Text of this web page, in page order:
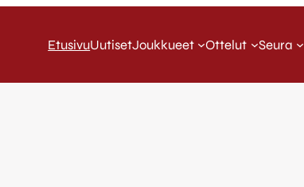
EtusivuUutisetJoukkueet Ottelut Seura